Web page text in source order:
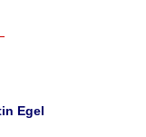
Egel